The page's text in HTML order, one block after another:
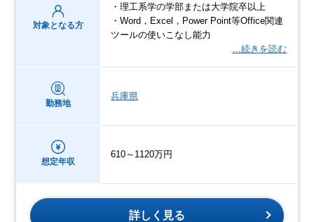
対象となる方
・理工系学の学部または大学院卒以上
・Word，Excel，Power Point等Office関連
ツールの使いこなし能力
…続きを読む
勤務地
兵庫県
想定年収
610～1120万円
詳しく見る